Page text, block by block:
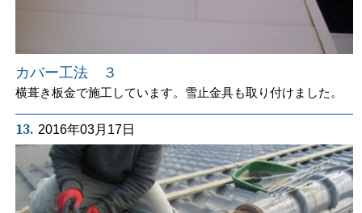
カバー工法 ３
横葺き板金で施工しています。雪止金具も取り付けました。
13. 2016年03月17日